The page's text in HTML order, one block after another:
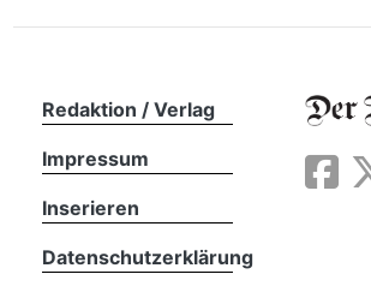
Paper
App
Redaktion / Verlag
Impressum
Inserieren
Datenschutzerklärung